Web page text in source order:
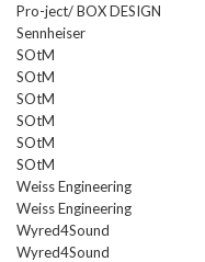
Pro-ject/ BOX DESIGN
Sennheiser
SOtM
SOtM
SOtM
SOtM
SOtM
SOtM
Weiss Engineering
Weiss Engineering
Wyred4Sound
Wyred4Sound